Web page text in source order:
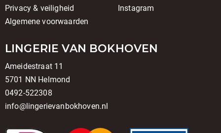
Privacy & veiligheid
Algemene voorwaarden
Instagram
LINGERIE VAN BOKHOVEN
Ameidestraat 11
5701 NN Helmond
0492-522308
info@lingerievanbokhoven.nl